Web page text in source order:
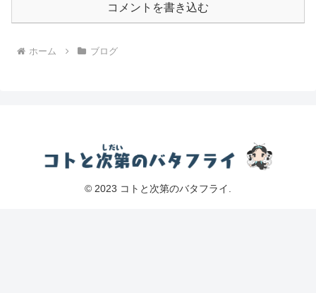
コメントを書き込む
ホーム ブログ
© 2023 コトと次第のバタフライ.